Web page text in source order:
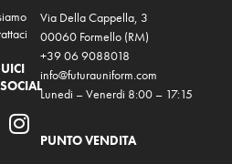
Via Della Cappella, 3
00060 Formello (RM)
+39 06 9088018
info@futurauniform.com
Lunedi – Venerdi 8:00 – 17:15
PUNTO VENDITA